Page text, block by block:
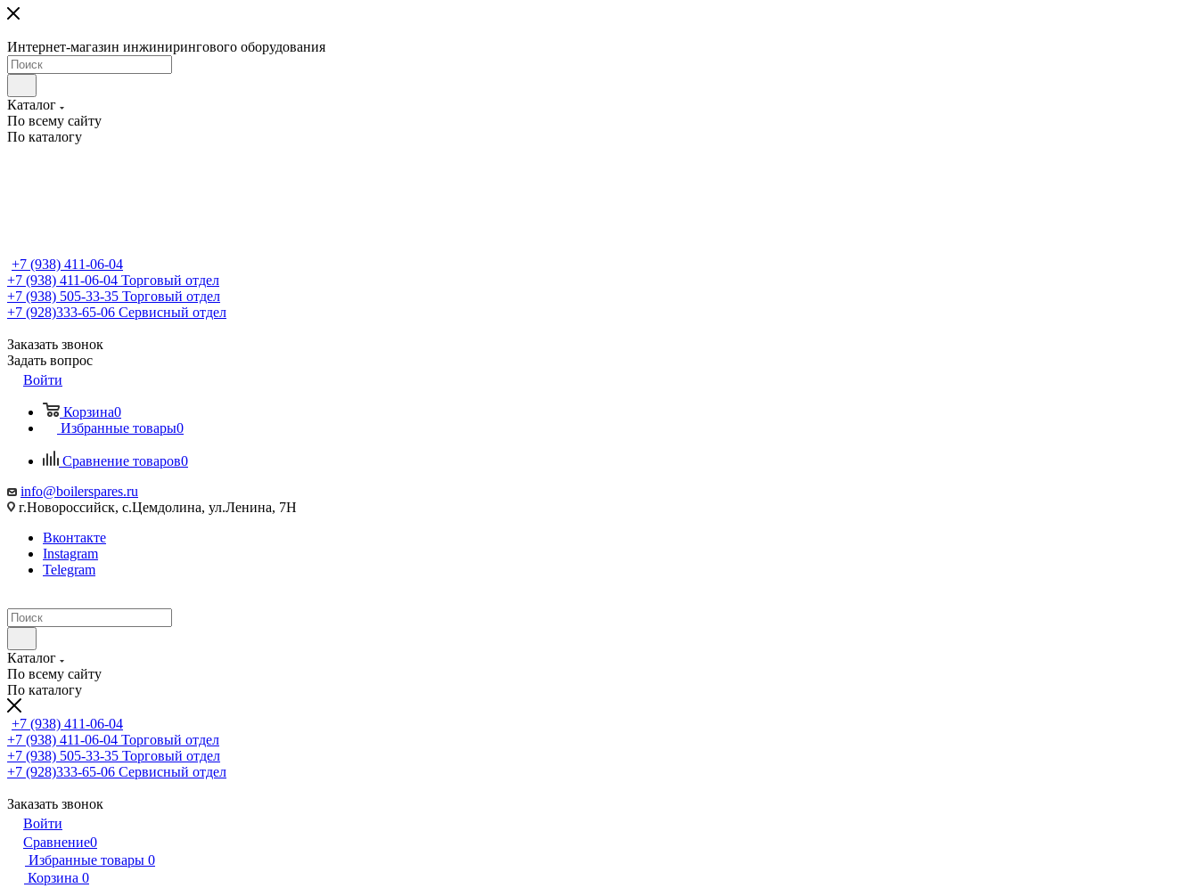
Интернет-магазин инжинирингового оборудования
Каталог
По всему сайту
По каталогу
+7 (938) 411-06-04
+7 (938) 411-06-04 Торговый отдел
+7 (938) 505-33-35 Торговый отдел
+7 (928)333-65-06 Сервисный отдел
Заказать звонок
Задать вопрос
Войти
Корзина0
Избранные товары0
Сравнение товаров0
info@boilerspares.ru
г.Новороссийск, с.Цемдолина, ул.Ленина, 7Н
Вконтакте
Instagram
Telegram
Каталог
По всему сайту
По каталогу
+7 (938) 411-06-04
+7 (938) 411-06-04 Торговый отдел
+7 (938) 505-33-35 Торговый отдел
+7 (928)333-65-06 Сервисный отдел
Заказать звонок
Войти
Сравнение0
Избранные товары 0
Корзина 0